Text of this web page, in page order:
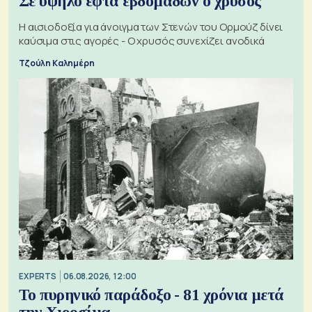
Η αισιοδοξία για άνοιγμα των Στενών του Ορμούζ δίνει
καύσιμα στις αγορές - Ο χρυσός συνεχίζει ανοδικά
Τζούλη Καλημέρη
EXPERTS 06.08.2026, 12:00
Το πυρηνικό παράδοξο - 81 χρόνια μετά